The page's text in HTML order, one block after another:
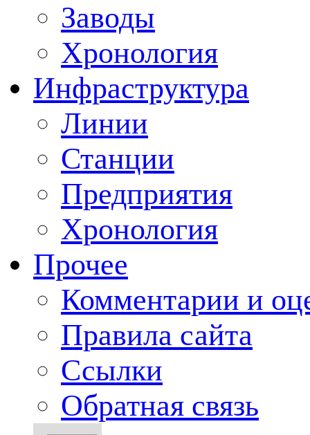
Заводы
Хронология
Инфраструктура
Линии
Станции
Предприятия
Хронология
Прочее
Комментарии и
Правила сайта
Ссылки
Обратная связь